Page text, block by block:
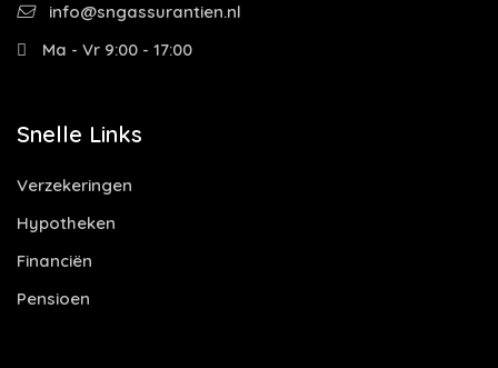
info@sngassurantien.nl
Ma - Vr 9:00 - 17:00
Snelle Links
Verzekeringen
Hypotheken
Financiën
Pensioen